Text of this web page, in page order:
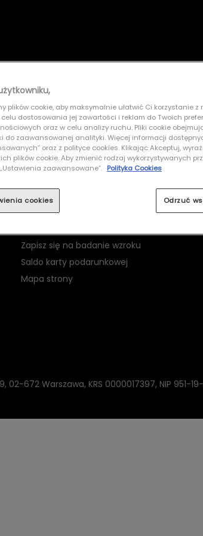
0UO1150 002
MOJE GRAND OPTICAL
Logowanie
Zapisz się na badanie wzroku
Saldo karty podarunkowej
Mapa strony
02-672 Warszawa, KRS 0000017397, NIP 951-
plików cookie, aby maksymalnie ułatwić Ci korzystanie
celu dostosowania jej zawartości i reklam do Twoich
oraz w celu analizy ruchu. Pliki cookie
do zaawansowanej analityki. Więcej informacji
oraz z polityce cookies. Klikając Akceptuj,
plików cookie. Aby zmienić rodzaj wykorzystywanych
zaawansowane”. Polityka Cookies
cookies Odrzuć